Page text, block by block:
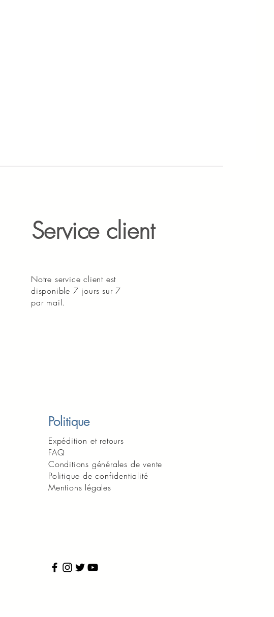
Service client
Notre service client est
disponible 7 jours sur 7
par mail.
Politique
Expédition et retours
FAQ
Conditions générales de vente
Politique de confidentialité
Mentions légales